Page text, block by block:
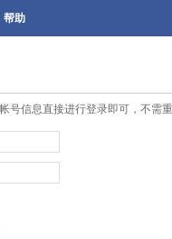
帮助
号信息直接进行登录即可，不需